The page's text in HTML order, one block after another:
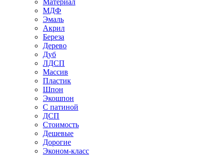
Материал
МДФ
Эмаль
Акрил
Береза
Дерево
Дуб
ЛДСП
Массив
Пластик
Шпон
Экошпон
С патиной
ДСП
Стоимость
Дешевые
Дорогие
Эконом-класс